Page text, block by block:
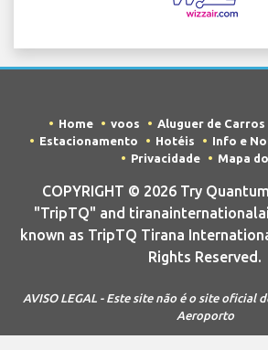
Home voos Aluguer de Carros
Estacionamento
Hotéis Info e
Privacidade
Mapa
COPYRIGHT © 2026 Try
"TripTQ" and
known as TripTQ Tirana
Rights Reserved.
AVISO LEGAL - Este site não é o site oficial
Aeroporto